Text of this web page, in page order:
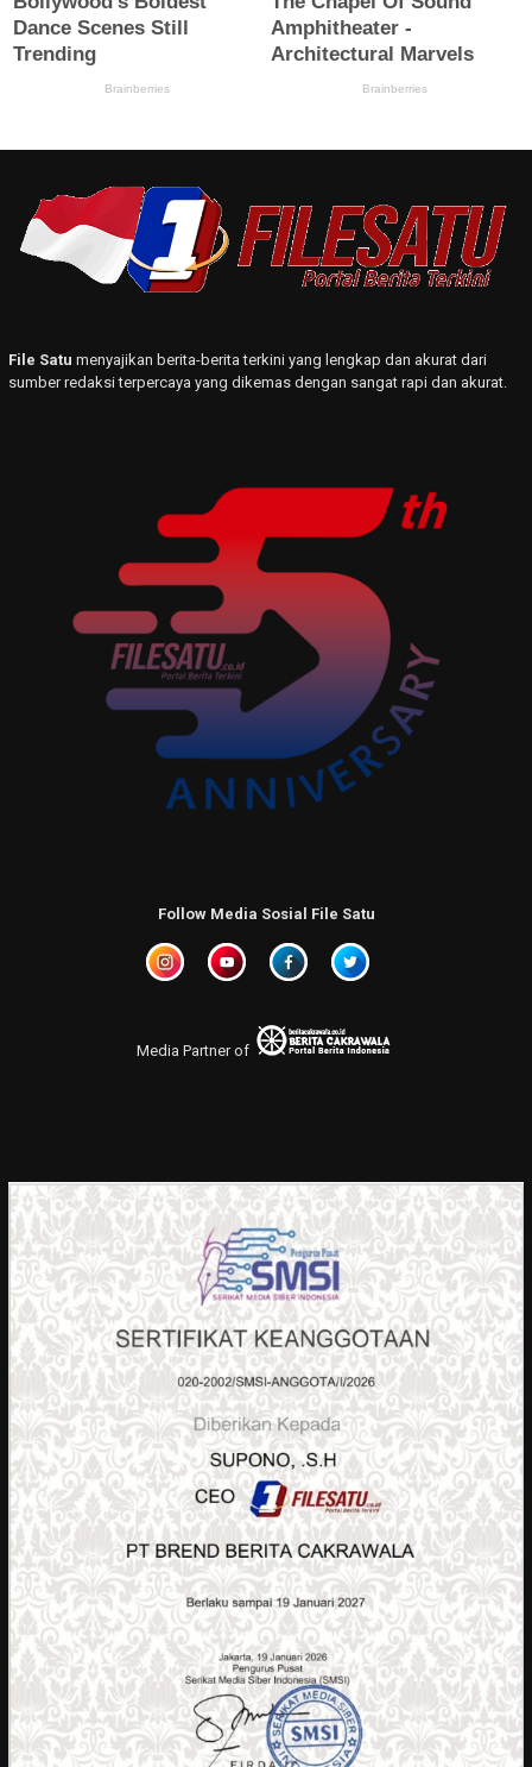
File Satu menyajikan berita-berita terkini yang lengkap dan akurat dari
sumber redaksi terpercaya yang dikemas dengan sangat rapi dan akurat.
Follow Media Sosial File Satu
Media Partner of